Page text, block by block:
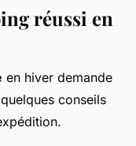
réussi en
en hiver demande
conseils